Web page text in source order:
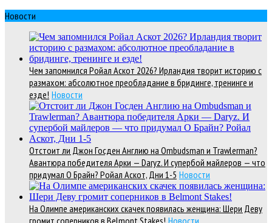
Новости
Чем запомнился Ройал Аскот 2026? Ирландия творит историю с
размахом: абсолютное преобладание в бридинге, тренинге и
езде! Новости
Отстоит ли Джон Госден Англию на Ombudsman и Trawlerman?
Авантюра победителя Арки — Daryz. И супербой майлеров — что
придумал О Брайн? Ройал Аскот, Дни 1-5 Новости
На Олимпе американских скачек появилась женщина: Шери Деву
громит соперников в Belmont Stakes! Новости